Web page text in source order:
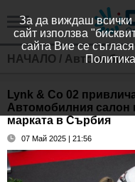
НАЧАЛО / Автомобили
Lynk & Co 02
Автомобилния салон
марката в Сърбия
07 Май 2025 | 21:56
За да виждаш
сайт използва
сайта Вие се